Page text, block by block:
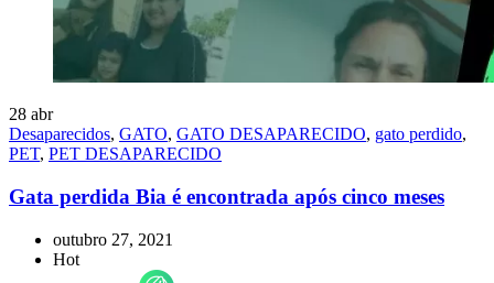
28 abr
Desaparecidos, GATO, GATO DESAPARECIDO, gato perdido,
PET, PET DESAPARECIDO
Gata perdida Bia é encontrada após cinco meses
outubro 27, 2021
Hot